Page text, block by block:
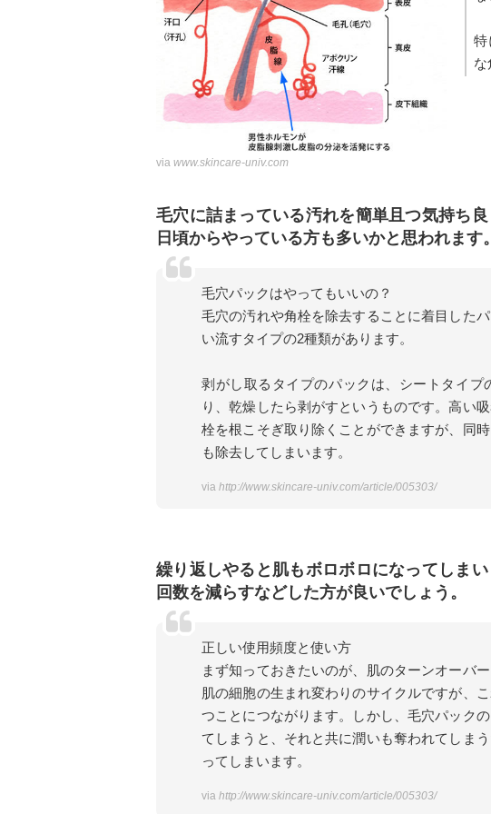
特
な
via www.skincare-univ.com
毛穴に詰まっている汚れを簡単且つ気持ち
日頃からやっている方も多いかと思われます。
毛穴パックはやってもいいの？
毛穴の汚れや角栓を除去することに着目した
い流すタイプの2種類があります。
剥がし取るタイプのパックは、シートタイ
り、乾燥したら剥がすというものです。高い
栓を根こそぎ取り除くことができますが、同
も除去してしまいます。
via http://www.skincare-univ.com/article/005303/
繰り返しやると肌もボロボロになってしま
回数を減らすなどした方が良いでしょう。
正しい使用頻度と使い方
まず知っておきたいのが、肌のターンオーバ
肌の細胞の生まれ変わりのサイクルですが、
つことにつながります。しかし、毛穴パック
てしまうと、それと共に潤いも奪われてしま
ってしまいます。
via http://www.skincare-univ.com/article/005303/